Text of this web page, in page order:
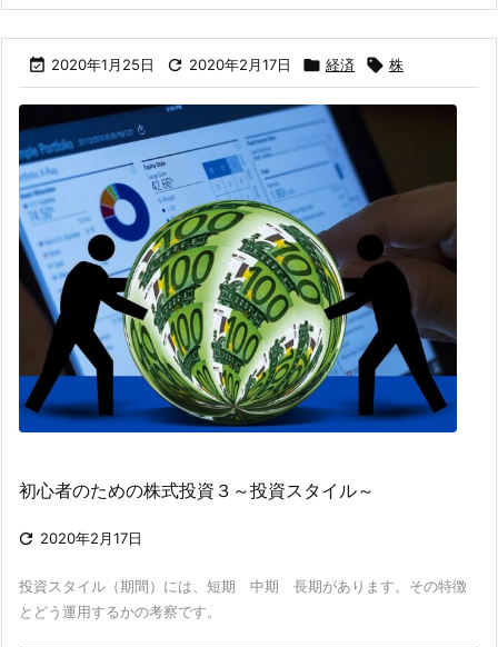
 2020年1月25日  2020年2月17日  経済  株
初心者のための株式投資３～投資スタイル～
 2020年2月17日
投資スタイル（期間）には、短期 中期 長期があります。その特徴
とどう運用するかの考察です。